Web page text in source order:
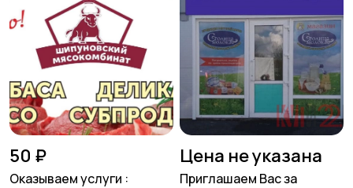
50 ₽
Оказываем услуги :
Цена не указана
Приглашаем Вас за